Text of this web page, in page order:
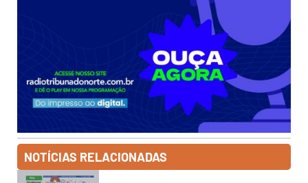
NOTÍCIAS RELACIONADAS